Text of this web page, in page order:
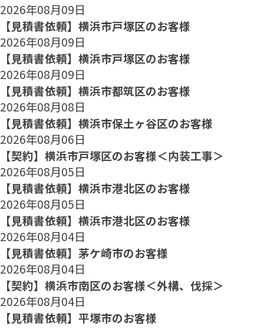
2026年08月09日
【見積書依頼】横浜市戸塚区のお客様
2026年08月09日
【見積書依頼】横浜市戸塚区のお客様
2026年08月09日
【見積書依頼】横浜市都筑区のお客様
2026年08月08日
【見積書依頼】横浜市保土ヶ谷区のお客様
2026年08月06日
【契約】横浜市戸塚区のお客様＜内装工事＞
2026年08月05日
【見積書依頼】横浜市港北区のお客様
2026年08月05日
【見積書依頼】横浜市港北区のお客様
2026年08月04日
【見積書依頼】茅ケ崎市のお客様
2026年08月04日
【契約】横浜市南区のお客様＜外構、伐採＞
2026年08月04日
【見積書依頼】平塚市のお客様